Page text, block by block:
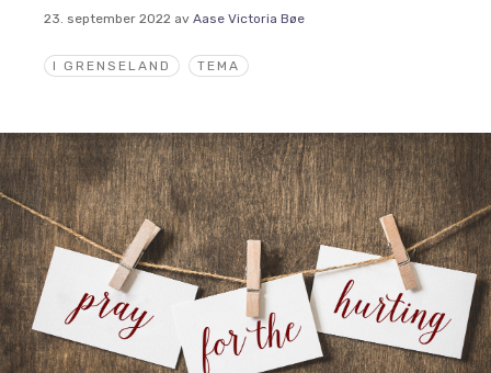
I GRENSELAND TEMA
23. september 2022 av Aase Victoria Bøe